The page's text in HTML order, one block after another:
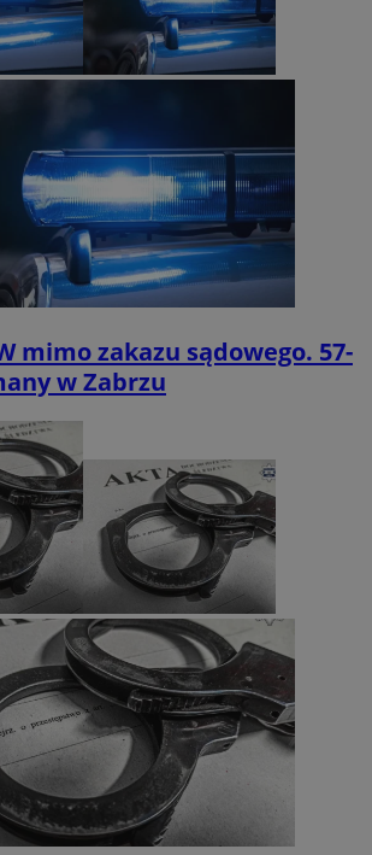
mimo zakazu sądowego. 57-
w Zabrzu